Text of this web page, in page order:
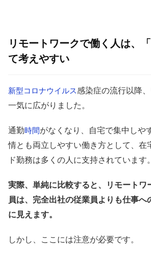
リモートワークで働く人は、
て考えやすい
新型コロナウイルス感染症の流行以降
一気に広がりました。
通勤時間がなくなり、自宅で集中しや
情とも両立しやすい働き方として、在
ド勤務は多くの人に支持されています。
実際、単純に比較すると、リモートワ
員は、完全出社の従業員よりも仕事へ
に見えます。
しかし、ここには注意が必要です。